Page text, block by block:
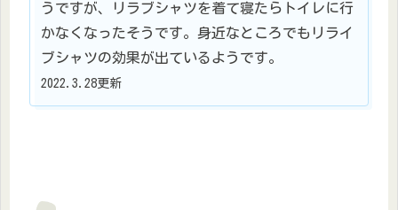
うですが、リラブシャツを着て寝たらトイレに行
かなくなったそうです。身近なところでもリライ
ブシャツの効果が出ているようです。
2022.3.28更新